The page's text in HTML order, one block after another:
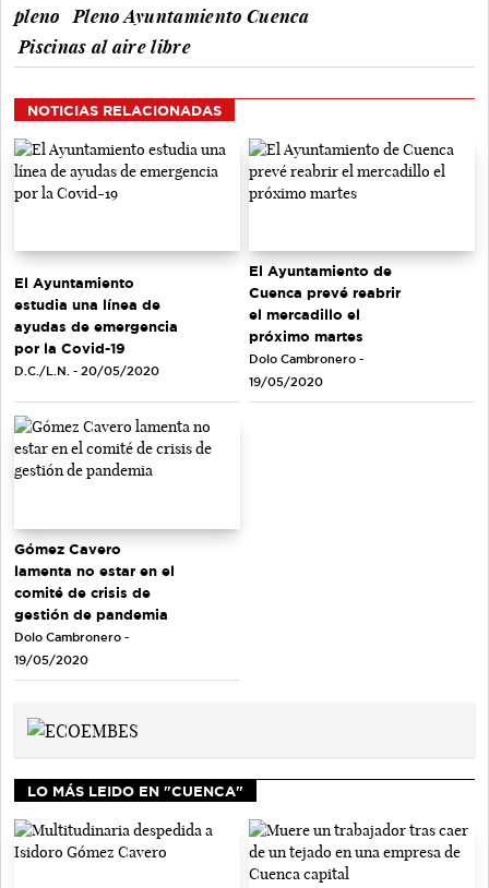
pleno
Pleno Ayuntamiento Cuenca
Piscinas al aire libre
NOTICIAS RELACIONADAS
El Ayuntamiento
estudia una línea de
ayudas de emergencia
por la Covid-19
D.C./L.N. - 20/05/2020
El Ayuntamiento de
Cuenca prevé reabrir
el mercadillo el
próximo martes
Dolo Cambronero -
19/05/2020
Gómez Cavero
lamenta no estar en el
comité de crisis de
gestión de pandemia
Dolo Cambronero -
19/05/2020
LO MÁS LEIDO EN "CUENCA"